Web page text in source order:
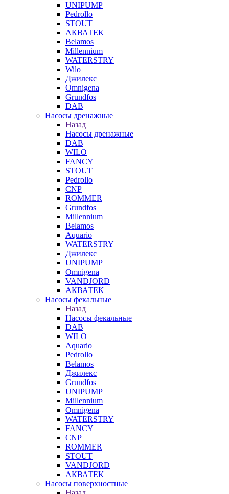
UNIPUMP
Pedrollo
STOUT
АКВАТЕК
Belamos
Millennium
WATERSTRY
Wilo
Джилекс
Omnigena
Grundfos
DAB
Насосы дренажные
Назад
Насосы дренажные
DAB
WILO
FANCY
STOUT
Pedrollo
CNP
ROMMER
Grundfos
Millennium
Belamos
Aquario
WATERSTRY
Джилекс
UNIPUMP
Omnigena
VANDJORD
АКВАТЕК
Насосы фекальные
Назад
Насосы фекальные
DAB
WILO
Aquario
Pedrollo
Belamos
Джилекс
Grundfos
UNIPUMP
Millennium
Omnigena
WATERSTRY
FANCY
CNP
ROMMER
STOUT
VANDJORD
АКВАТЕК
Насосы поверхностные